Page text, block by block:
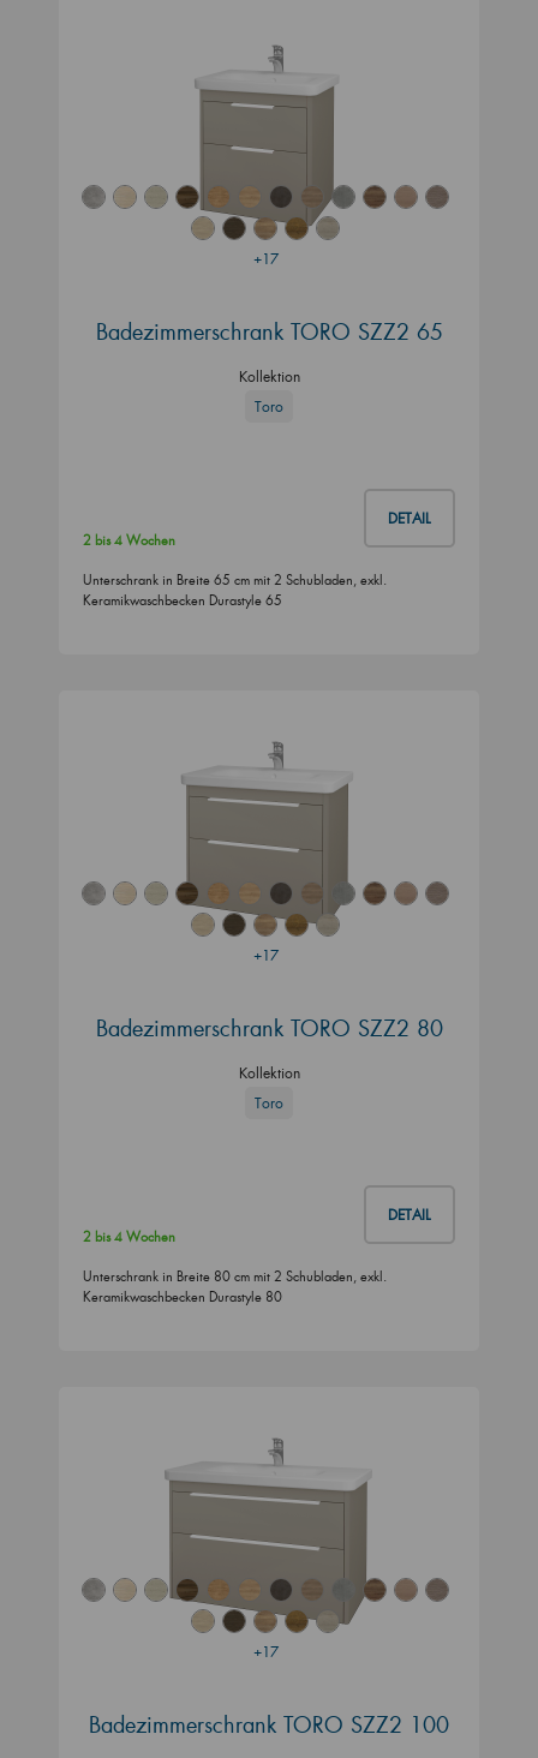
+17
Badezimmerschrank TORO SZZ2 65
Kollektion
Toro
DETAIL
2 bis 4 Wochen
Unterschrank in Breite 65 cm mit 2 Schubladen, exkl.
Keramikwaschbecken Durastyle 65
+17
Badezimmerschrank TORO SZZ2 80
Kollektion
Toro
DETAIL
2 bis 4 Wochen
Unterschrank in Breite 80 cm mit 2 Schubladen, exkl.
Keramikwaschbecken Durastyle 80
+17
Badezimmerschrank TORO SZZ2 100